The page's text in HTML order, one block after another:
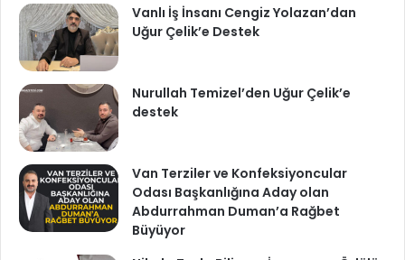
Vanlı İş İnsanı Cengiz Yolazan’dan
Uğur Çelik’e Destek
Nurullah Temizel’den Uğur Çelik’e
destek
Van Terziler ve Konfeksiyoncular
Odası Başkanlığına Aday olan
Abdurrahman Duman’a Rağbet
Büyüyor